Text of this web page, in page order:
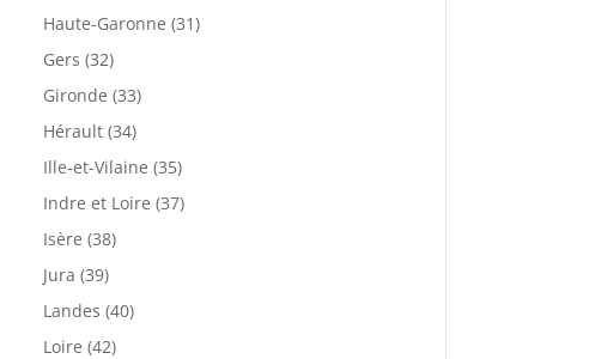
Haute-Garonne (31)
Gers (32)
Gironde (33)
Hérault (34)
Ille-et-Vilaine (35)
Indre et Loire (37)
Isère (38)
Jura (39)
Landes (40)
Loire (42)